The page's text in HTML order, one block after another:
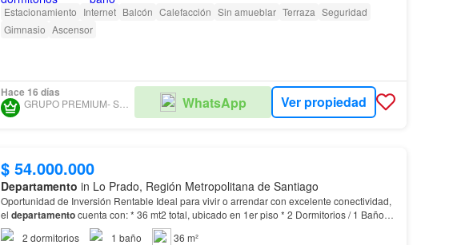
Excelente oportunidad para
1 baño
Co…
Estacionamiento Internet Balcón Calefacción Sin amueblar Terraza Seguridad
Gimnasio Ascensor
Hace 16 días
GRUPO PREMIUM- SUC. PROVIDENCIA WhatsApp Ver propiedad
$ 54.000.000
Departamento in Lo Prado, Región Metropolitana de Santiago
Oportunidad de Inversión Rentable Ideal para vivir o arrendar con excelente conectividad,
el departamentocuenta con: * 36 mt2 total, ubicado en 1er piso * 2 Dormitorios / 1 Baño *
Living / Comedor * Cocina *
Terraza* Lugar…
2 dormitorios 1 baño
36 m²